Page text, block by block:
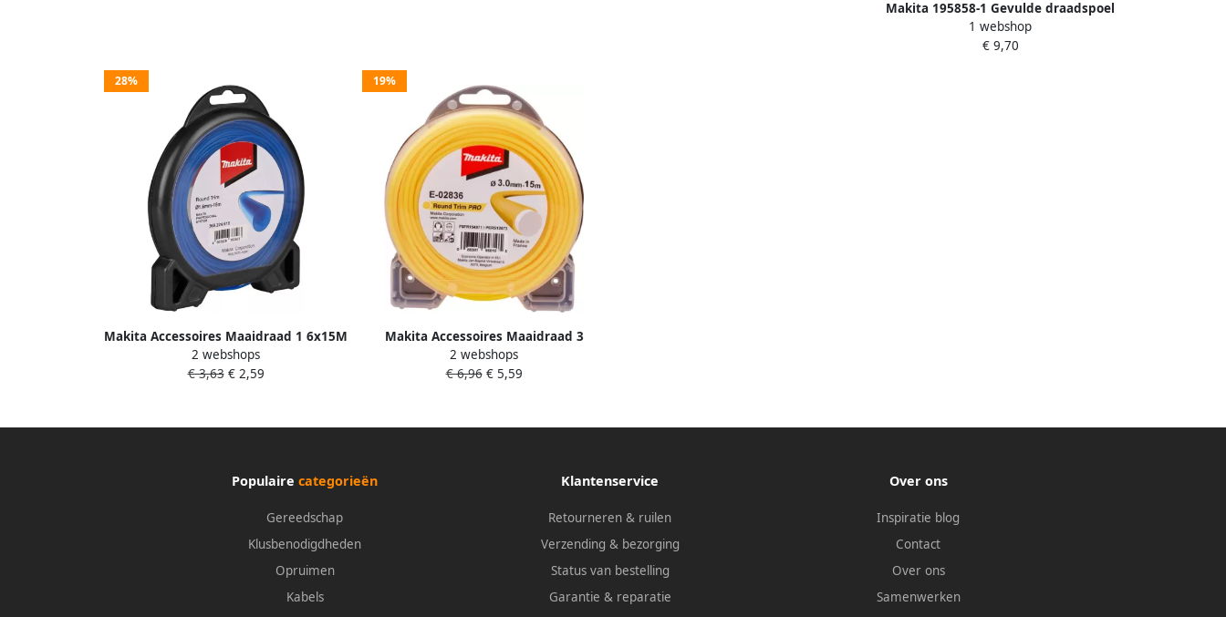
Makita 195858-1 Gevulde draadspoel
1x1 65 click systeem | Mtools
1 webshop
€ 9,70
28%
Makita Accessoires Maaidraad 1 6x15M
Rond 369224618
2 webshops
€ 3,63€ 2,59
19%
Makita Accessoires Maaidraad 3
0X15M Rond E-02836
2 webshops
€ 6,96€ 5,59
Populaire categorieën
Gereedschap
Klusbenodigdheden
Opruimen
Kabels
Klantenservice
Retourneren & ruilen
Verzending & bezorging
Status van bestelling
Garantie & reparatie
Over ons
Inspiratie blog
Contact
Over ons
Samenwerken